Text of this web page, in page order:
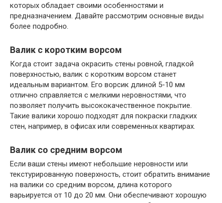
которых обладает своими особенностями и
предназначением. Давайте рассмотрим основные виды
более подробно.
Валик с коротким ворсом
Когда стоит задача окрасить стены ровной, гладкой
поверхностью, валик с коротким ворсом станет
идеальным вариантом. Его ворсик длиной 5-10 мм
отлично справляется с мелкими неровностями, что
позволяет получить высококачественное покрытие.
Такие валики хорошо подходят для покраски гладких
стен, например, в офисах или современных квартирах.
Валик со средним ворсом
Если ваши стены имеют небольшие неровности или
текстурированную поверхность, стоит обратить внимание
на валики со средним ворсом, длина которого
варьируется от 10 до 20 мм. Они обеспечивают хорошую